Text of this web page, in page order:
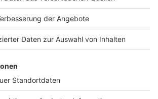
die DEG nicht nur im Stadion, sondern
Deshalb gibt es Hinweise, wie
Live-Stream zu DEG-Spielen angeboten
gibt es Informationen dazu, wie
Fanclub werden kann und
von der Düsseldorfer EG